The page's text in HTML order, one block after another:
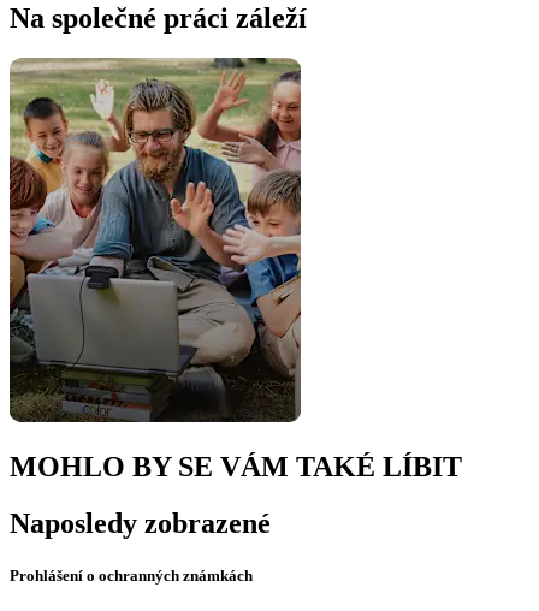
Na společné práci záleží
MOHLO BY SE VÁM TAKÉ LÍBIT
Naposledy zobrazené
Prohlášení o ochranných známkách